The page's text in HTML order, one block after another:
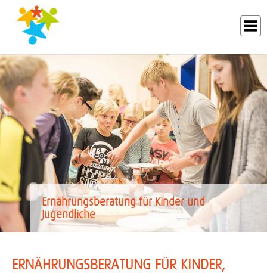
ANFAHRT/PARKEN LEISTUNGSSPEKTRUM AKTUELLES/VERANSTALTUNGEN
ALTERSGRUPPEN UNSER TEAM TERMINE/REZEPTE
STELLENANGEBOTE, FAMULATUREN UND WEITERBILDUNG LINKS / KOOPERATIONEN
DIABETES-ELTERNSCHULUNG
Ernährungsberatung für Kinder und
Jugendliche
ERNÄHRUNGSBERATUNG FÜR KINDER,